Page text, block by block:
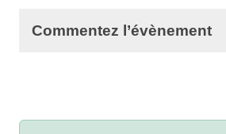
Commentez l’évènement